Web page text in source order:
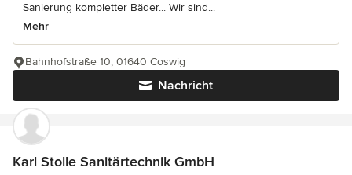
Sanierung kompletter Bäder... Wir sind...
Mehr
Nachricht
Bahnhofstraße 10, 01640 Coswig
Karl Stolle Sanitärtechnik GmbH